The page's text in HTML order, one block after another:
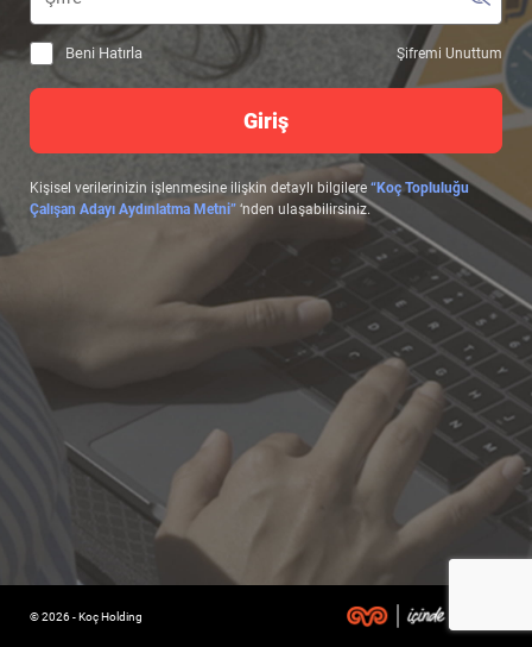
Beni Hatırla Şifremi Unuttum
Giriş
Kişisel verilerinizin işlenmesine ilişkin detaylı bilgilere “Koç Topluluğu
Çalışan Adayı Aydınlatma Metni” ‘nden ulaşabilirsiniz.
© 2026 - Koç Holding